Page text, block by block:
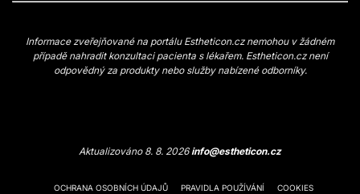
Informace zveřejňované na portálu Estheticon.cz nemohou v žádném
případě nahradit konzultaci pacienta s lékařem. Estheticon.cz není
odpovědný za produkty nebo služby nabízené odborníky.
Aktualizováno 8. 8. 2026info@estheticon.cz
OCHRANA OSOBNÍCH ÚDAJŮ PRAVIDLA POUŽÍVÁNÍ COOKIES